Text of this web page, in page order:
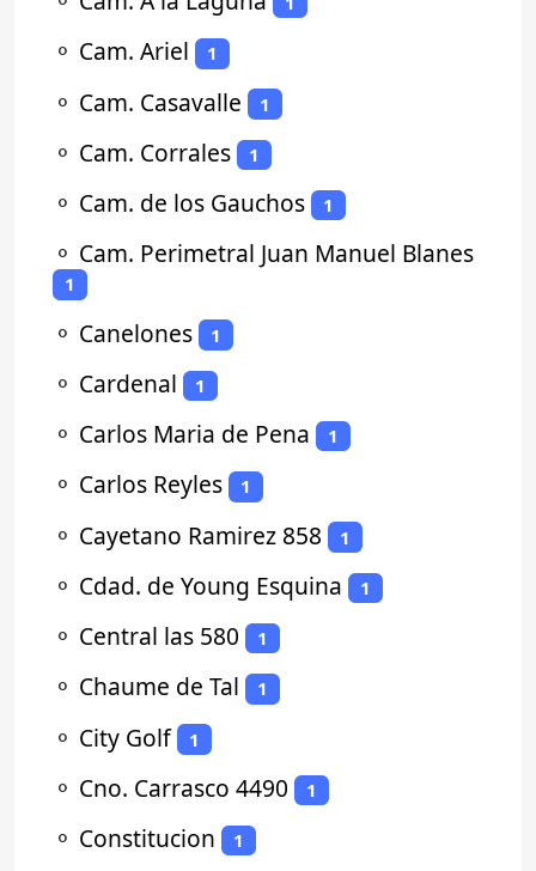
⚬ Cam. Ariel 1
⚬ Cam. Casavalle 1
⚬ Cam. Corrales 1
⚬ Cam. de los Gauchos 1
⚬ Cam. Perimetral Juan Manuel Blanes
1
⚬ Canelones 1
⚬ Cardenal 1
⚬ Carlos Maria de Pena 1
⚬ Carlos Reyles 1
⚬ Cayetano Ramirez 858 1
⚬ Cdad. de Young Esquina 1
⚬ Central las 580 1
⚬ Chaume de Tal 1
⚬ City Golf 1
⚬ Cno. Carrasco 4490 1
⚬ Constitucion 1